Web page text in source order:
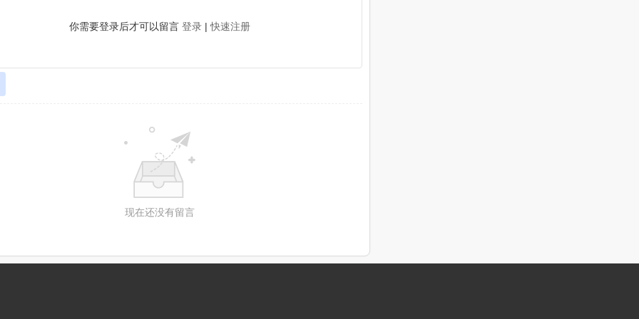
你需要登录后才可以留言 登录 |快速注册
现在还没有留言